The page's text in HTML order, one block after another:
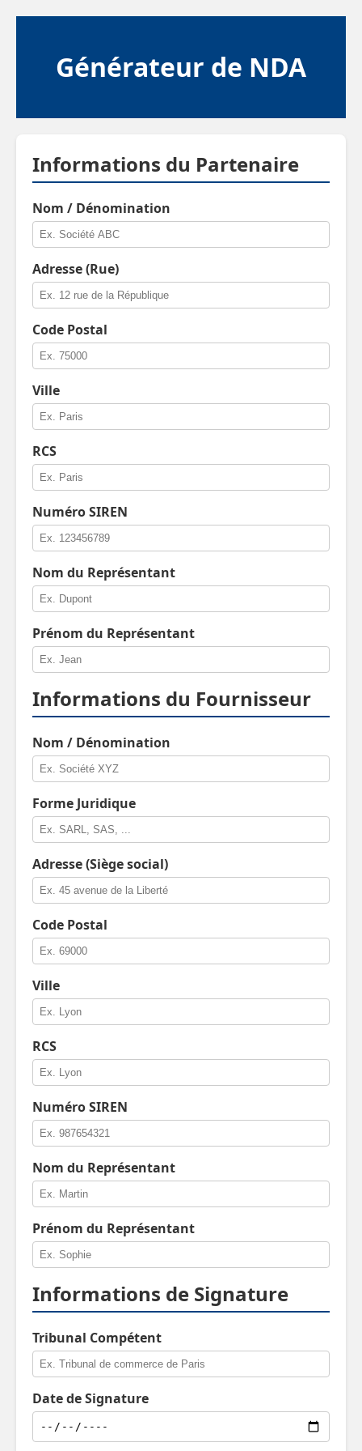
Générateur de NDA
Informations du Partenaire
Nom / Dénomination
Adresse (Rue)
Code Postal
Ville
RCS
Numéro SIREN
Nom du Représentant
Prénom du Représentant
Informations du Fournisseur
Nom / Dénomination
Forme Juridique
Adresse (Siège social)
Code Postal
Ville
RCS
Numéro SIREN
Nom du Représentant
Prénom du Représentant
Informations de Signature
Tribunal Compétent
Date de Signature